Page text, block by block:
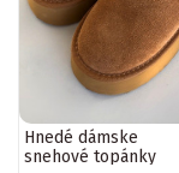
Hnedé dámske
snehové topánky